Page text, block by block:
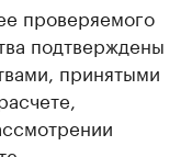
проверяемого
подтверждены
принятыми